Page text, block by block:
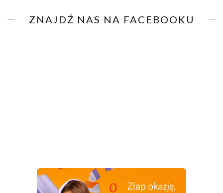
ZNAJDŹ NAS NA FACEBOOKU